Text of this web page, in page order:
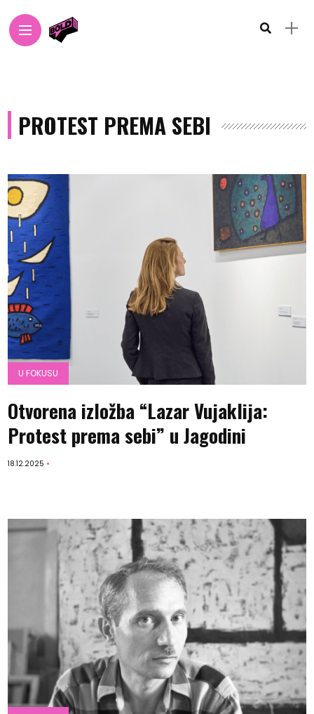
PROTEST PREMA SEBI
U FOKUSU
Otvorena izložba “Lazar Vujaklija:
Protest prema sebi” u Jagodini
18.12.2025